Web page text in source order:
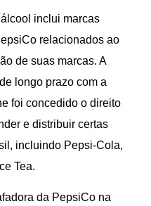
inclui marcas
relacionados ao
de suas marcas. A
longo prazo com a
foi concedido o direito
e distribuir certas
incluindo Pepsi-Cola,
Tea.
da PepsiCo na